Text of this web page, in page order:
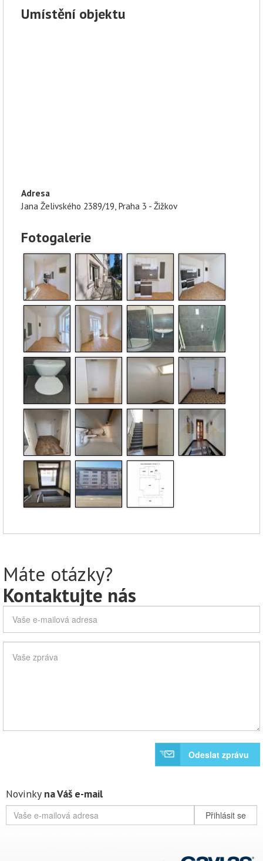
Umístění objektu
Adresa
Jana Želivského 2389/19, Praha 3 - Žižkov
Fotogalerie
Máte otázky?
Kontaktujte nás
Odeslat zprávu
Novinky na Váš e-mail
Přihlásit se